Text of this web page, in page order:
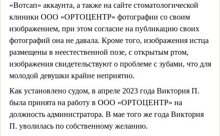
«Вотсап» аккаунта, а также на сайте стоматологической
клиники ООО «ОРТОЦЕНТР» фотографии со своим
изображением, при этом согласие на публикацию своих
фотографий она не давала. Кроме того, изображения истца
размещены в неестественной позе, с открытым ртом,
изображения свидетельствуют о проблеме с зубами, что для
молодой девушки крайне неприятно.
Как установлено судом, в апреле 2023 года Виктория П.
была принята на работу в ООО «ОРТОЦЕНТР» на
должность администратора. В мае того же года Виктория
П. уволилась по собственному желанию.